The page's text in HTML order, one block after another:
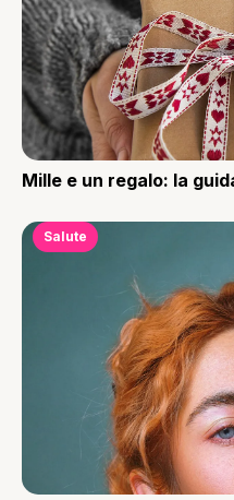
Mille e un regalo: la
Salute